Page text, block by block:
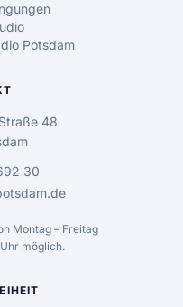
Potsdam
48
30
Montag – Freitag
möglich.